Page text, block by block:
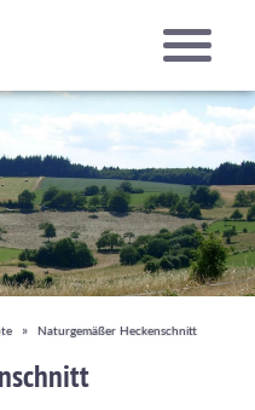
» Naturgemäßer Heckenschnitt